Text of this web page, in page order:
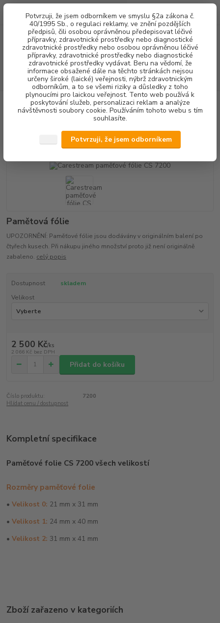
Potvrzuji, že jsem odborníkem ve smyslu §2a zákona č.
40/1995 Sb., o regulaci reklamy, ve znění pozdějších
předpisů, čili osobou oprávněnou předepisovat léčivé
přípravky, zdravotnické prostředky nebo diagnostické
zdravotnické prostředky nebo osobou oprávněnou léčivé
přípravky, zdravotnické prostředky nebo diagnostické
zdravotnické prostředky vydávat. Beru na vědomí, že
informace obsažené dále na těchto stránkách nejsou
určeny široké (laické) veřejnosti, nýbrž zdravotnickým
odborníkům, a to se všemi riziky a důsledky z toho
plynoucími pro laickou veřejnost. Tento web používá k
poskytování služeb, personalizaci reklam a analýze
návštěvnosti soubory cookie. Používáním tohoto webu s tím
souhlasíte.
Potvrzuji, že jsem odborníkem
Menu
CZK
Hledat
(Po-Pá, 8-16 hod.)
za0,00 Kč
RENTGENOLOGIE Carestream paměťové fólie CS 7200
Carestream paměťové fólie CS
Pamětová fólie
UPOZORNĚNÍ: Paměťové fólie jsou dodávány v originálním balení po
čtyřech kusech. Při nákupu jiného množství proto již není originálně
zabaleno. celý popis
Dostupnost
skladem
Velikost
2 500 Kč/ks
2 066 Kč bez DPH
Přidat do košíku
Číslo produktu:
7200
Hlídat cenu / dostupnost
Kompletní specifikace
Paměťové folie CS 7200 všech velikostí
Rozměry paměťové folie
• Velikost 0: 21 mm x 31 mm
•Velikost 1: 24 mm x 40 mm
•Velikost 2: 31 mm x 41 mm
Zboží zařazeno v kategoriích